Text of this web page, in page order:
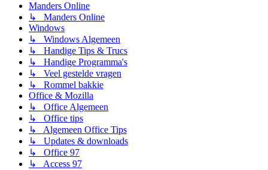
Manders Online
↳ Manders Online
Windows
↳ Windows Algemeen
↳ Handige Tips & Trucs
↳ Handige Programma's
↳ Veel gestelde vragen
↳ Rommel bakkie
Office & Mozilla
↳ Office Algemeen
↳ Office tips
↳ Algemeen Office Tips
↳ Updates & downloads
↳ Office 97
↳ Access 97